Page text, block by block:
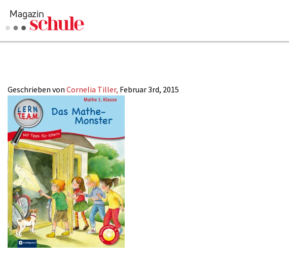
Geschrieben von Cornelia Tiller, Februar 3rd, 2015